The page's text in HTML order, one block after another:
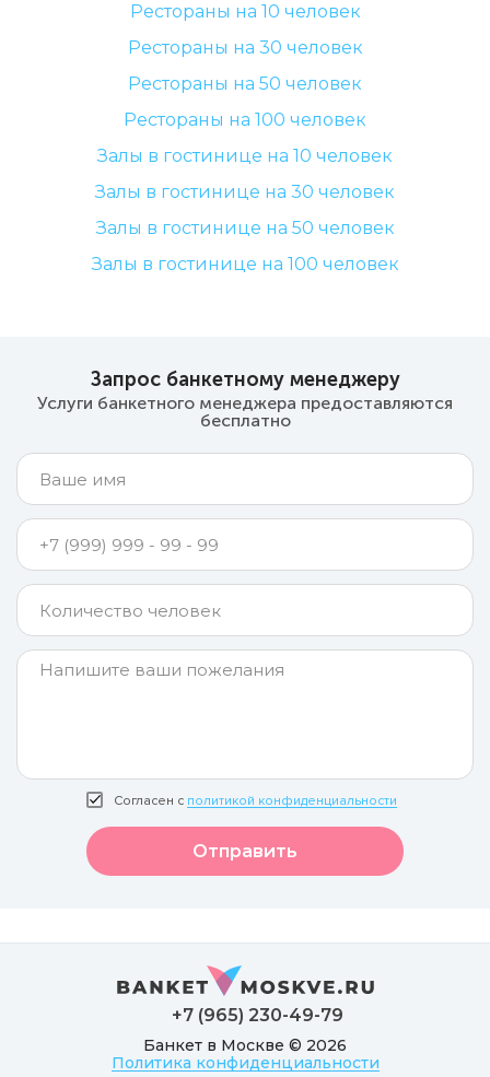
Рестораны на 10 человек
Рестораны на 30 человек
Рестораны на 50 человек
Рестораны на 100 человек
Залы в гостинице на 10 человек
Залы в гостинице на 30 человек
Залы в гостинице на 50 человек
Залы в гостинице на 100 человек
Запрос банкетному менеджеру
Услуги банкетного менеджера предоставляются
бесплатно
Согласен с политикой конфиденциальности
Отправить
Банкет в Москве © 2026
Политика конфиденциальности
+7 (965) 230-49-79